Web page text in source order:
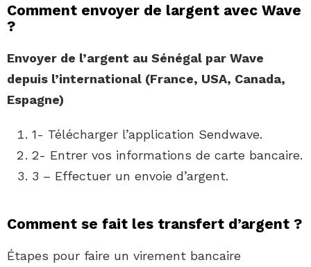
Comment envoyer de largent avec Wave
?
Envoyer de l’argent au Sénégal par Wave
depuis l’international (France, USA, Canada,
Espagne)
1- Télécharger l’application Sendwave.
2- Entrer vos informations de carte bancaire.
3 – Effectuer un envoie d’argent.
Comment se fait les transfert d’argent ?
Étapes pour faire un virement bancaire